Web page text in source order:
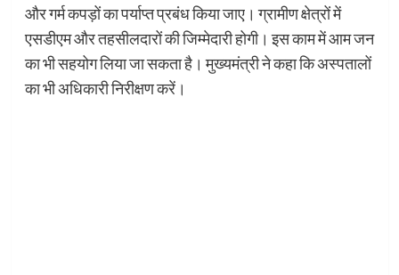
और गर्म कपड़ों का पर्याप्त प्रबंध किया जाए। ग्रामीण क्षेत्रों में
एसडीएम और तहसीलदारों की जिम्मेदारी होगी। इस काम में आम जन
का भी सहयोग लिया जा सकता है। मुख्यमंत्री ने कहा कि अस्पतालों
का भी अधिकारी निरीक्षण करें।